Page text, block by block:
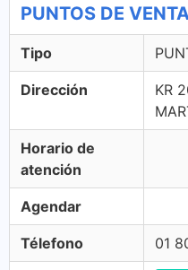
PUNTOS DE
Tipo
Dirección
KR
Horario de
atención
Agendar
Télefono 01